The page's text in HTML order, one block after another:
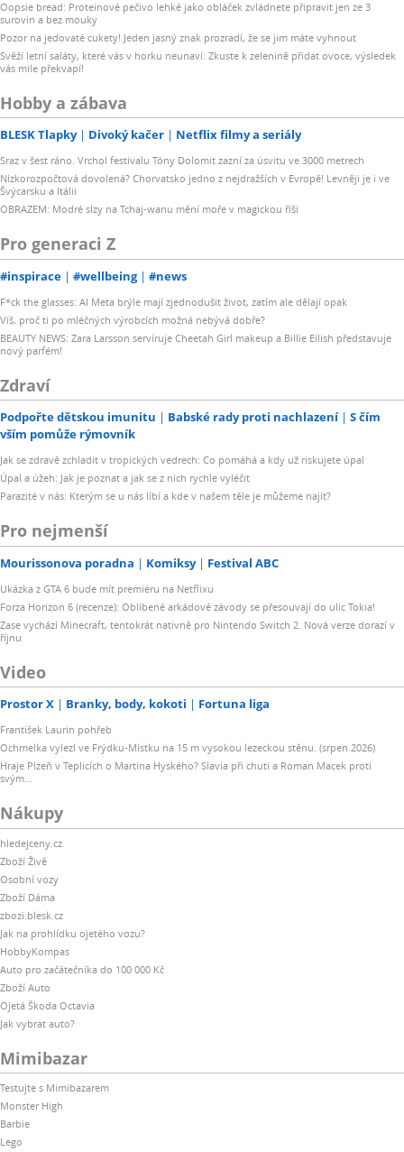
Oopsie bread: Proteinové pečivo lehké jako obláček zvládnete připravit jen ze 3
surovin a bez mouky
Pozor na jedovaté cukety! Jeden jasný znak prozradí, že se jim máte vyhnout
Svěží letní saláty, které vás v horku neunaví: Zkuste k zelenině přidat ovoce, výsledek
vás mile překvapí!
Hobby a zábava
BLESK Tlapky Divoký kačer Netflix filmy a seriály
Sraz v šest ráno. Vrchol festivalu Tóny Dolomit zazní za úsvitu ve 3000 metrech
Nízkorozpočtová dovolená? Chorvatsko jedno z nejdražších v Evropě! Levněji je i ve
Švýcarsku a Itálii
OBRAZEM: Modré slzy na Tchaj-wanu mění moře v magickou říši
Pro generaci Z
#inspirace #wellbeing #news
F*ck the glasses: AI Meta brýle mají zjednodušit život, zatím ale dělají opak
Víš, proč ti po mléčných výrobcích možná nebývá dobře?
BEAUTY NEWS: Zara Larsson servíruje Cheetah Girl makeup a Billie Eilish představuje
nový parfém!
Zdraví
Podpořte dětskou imunitu Babské rady proti nachlazení
S čím
vším pomůže rýmovník
Jak se zdravě zchladit v tropických vedrech: Co pomáhá a kdy už riskujete úpal
Úpal a úžeh: Jak je poznat a jak se z nich rychle vyléčit
Parazité v nás: Kterým se u nás líbí a kde v našem těle je můžeme najít?
Pro nejmenší
Mourissonova poradna Komiksy Festival ABC
Ukázka z GTA 6 bude mít premiéru na Netflixu
Forza Horizon 6 (recenze): Oblíbené arkádové závody se přesouvají do ulic Tokia!
Zase vychází Minecraft, tentokrát nativně pro Nintendo Switch 2. Nová verze dorazí v
říjnu
Video
Prostor X Branky, body, kokoti Fortuna liga
František Laurin pohřeb
Ochmelka vylezl ve Frýdku-Místku na 15 m vysokou lezeckou stěnu. (srpen 2026)
Hraje Plzeň v Teplicích o Martina Hyského? Slavia při chuti a Roman Macek proti
svým…
Nákupy
hledejceny.cz
Zboží Živě
Osobní vozy
Zboží Dáma
zbozi.blesk.cz
Jak na prohlídku ojetého vozu?
HobbyKompas
Auto pro začátečníka do 100 000 Kč
Zboží Auto
Ojetá Škoda Octavia
Jak vybrat auto?
Mimibazar
Testujte s Mimibazarem
Monster High
Barbie
Lego